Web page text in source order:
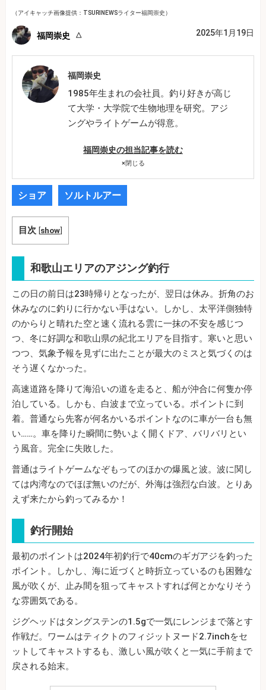
（アイキャッチ画像提供：TSURINEWSライター福岡崇史）
福岡崇史 2025年1月19日
福岡崇史
1985年生まれの会社員。釣り好きが高じ
て大学・大学院で生物地理を研究。アジ
ングやライトゲームが得意。
福岡崇史の担当記事を読む
×閉じる
ショア ソルトルアー
目次 [show]
和歌山エリアのアジング釣行
この日の前日は23時帰りとなったが、翌日は休み。折角のお
休みなのに釣りに行かない手はない。しかし、太平洋側独特
のからりと晴れた空と速く流れる雲に一抹の不安を感じつ
つ、冬に好調な和歌山県の紀北エリアを目指す。寒いと思い
つつ、気象予報を見ずに出たことが最大のミスと気づくのは
そう遅くなかった。
高速道路を降りて海沿いの道を走ると、船が沖合に何隻か停
泊している。しかも、白波まで立っている。ポイントに到
着。普通なら先客が何名かいるポイントなのに車が一台も無
い……。車を降りた瞬間に勢いよく開くドア、バリバリとい
う風音。完全に失敗した。
普通はライトゲームなぞもってのほかの爆風と波。波に関し
ては内湾なのでほぼ無いのだが、外海は強烈な白波。とりあ
えず来たから釣ってみるか！
釣行開始
最初のポイントは2024年初釣行で40cmのギガアジを釣った
ポイント。しかし、海に近づくと時折立っているのも困難な
風が吹くが、止み間を狙ってキャストすれば何とかなりそう
な雰囲気である。
ジグヘッドはタングステンの1.5gで一気にレンジまで落とす
作戦だ。ワームはティクトのフィジットヌード2.7inchをセ
ットしてキャストするも、激しい風が吹くと一気に手前まで
戻される始末。